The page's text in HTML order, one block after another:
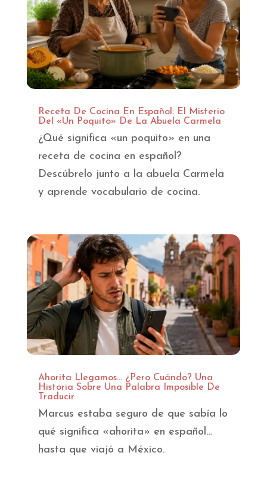
Receta De Cocina En Español: El Misterio
Del «Un Poquito» De La Abuela Carmela
¿Qué significa «un poquito» en una
receta de cocina en español?
Descúbrelo junto a la abuela Carmela
y aprende vocabulario de cocina.
Ahorita Llegamos… ¿Pero Cuándo? Una
Historia Sobre Una Palabra Imposible De
Traducir
Marcus estaba seguro de que sabía lo
qué significa «ahorita» en español…
hasta que viajó a México.